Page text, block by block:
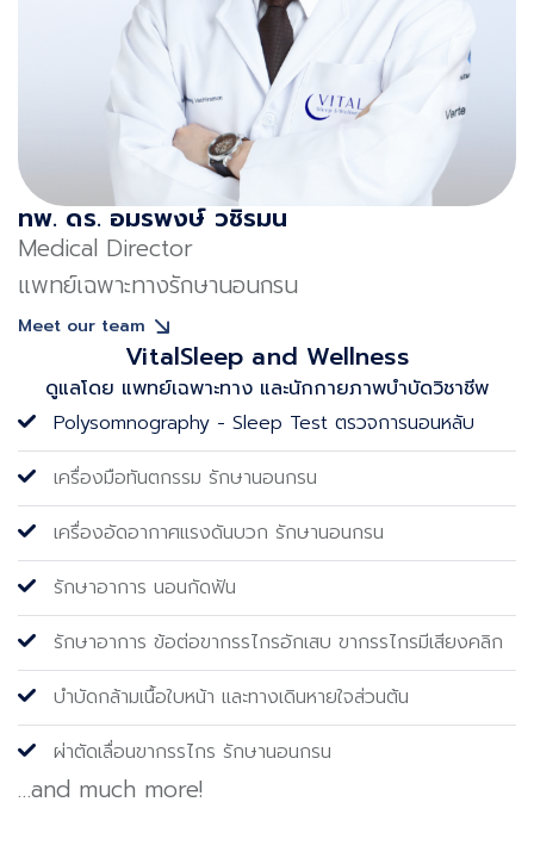
ทพ. ดร. อมรพงษ์ วชิรมน
Medical Director
แพทย์เฉพาะทางรักษานอนกรน
Meet our team
VitalSleep and Wellness
ดูแลโดย แพทย์เฉพาะทาง และนักกายภาพบําบัดวิชาชีพ
Polysomnography - Sleep Test ตรวจการนอนหลับ
เครื่องมือทันตกรรม รักษานอนกรน
เครื่องอัดอากาศแรงดันบวก รักษานอนกรน
รักษาอาการ นอนกัดฟัน
รักษาอาการ ข้อต่อขากรรไกรอักเสบ ขากรรไกรมีเสียงคลิก
บำบัดกล้ามเนื้อใบหน้า และทางเดินหายใจส่วนต้น
ผ่าตัดเลื่อนขากรรไกร รักษานอนกรน
…and much more!